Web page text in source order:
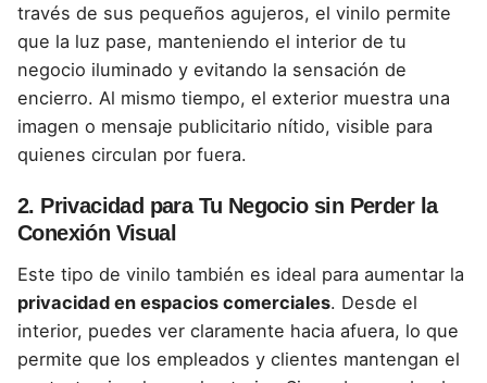
través de sus pequeños agujeros, el vinilo permite
que la luz pase, manteniendo el interior de tu
negocio iluminado y evitando la sensación de
encierro. Al mismo tiempo, el exterior muestra una
imagen o mensaje publicitario nítido, visible para
quienes circulan por fuera.
2. Privacidad para Tu Negocio sin Perder la
Conexión Visual
Este tipo de vinilo también es ideal para aumentar la
privacidad en espacios comerciales. Desde el
interior, puedes ver claramente hacia afuera, lo que
permite que los empleados y clientes mantengan el